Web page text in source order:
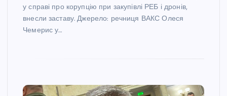
у справі про корупцію при закупівлі РЕБ і дронів,
внесли заставу. Джерело: речниця ВАКС Олеся
Чемерис у…